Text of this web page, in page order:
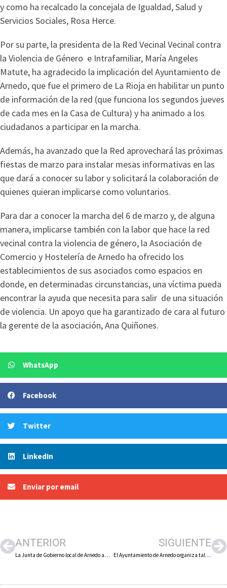
y como ha recalcado la concejala de Igualdad, Salud y
Servicios Sociales, Rosa Herce.
Por su parte, la presidenta de la Red Vecinal Vecinal contra
la Violencia de Género e Intrafamiliar, María Angeles
Matute, ha agradecido la implicación del Ayuntamiento de
Arnedo, que fue el primero de La Rioja en habilitar un punto
de información de la red (que funciona los segundos jueves
de cada mes en la Casa de Cultura) y ha animado a los
ciudadanos a participar en la marcha.
Además, ha avanzado que la Red aprovechará las próximas
fiestas de marzo para instalar mesas informativas en las
que dará a conocer su labor y solicitará la colaboración de
quienes quieran implicarse como voluntarios.
Para dar a conocer la marcha del 6 de marzo y, de alguna
manera, implicarse también con la labor que hace la red
vecinal contra la violencia de género, la Asociación de
Comercio y Hostelería de Arnedo ha ofrecido los
establecimientos de sus asociados como espacios en
donde, en determinadas circunstancias, una víctima pueda
encontrar la ayuda que necesita para salir de una situación
de violencia. Un apoyo que ha garantizado de cara al futuro
la gerente de la asociación, Ana Quiñones.
WhatsApp
Facebook
Twitter
LinkedIn
Enviar por email
ANTERIOR
La Junta de Gobierno local de Arnedo aprueba la convocatoria de una bolsa de empleo de peón de limpieza
SIGUIENTE
El Ayuntamiento de Arnedo organiza talleres de educación afectivo-sexual para alumnos de 6º de Primaria y de 4º de la ESO